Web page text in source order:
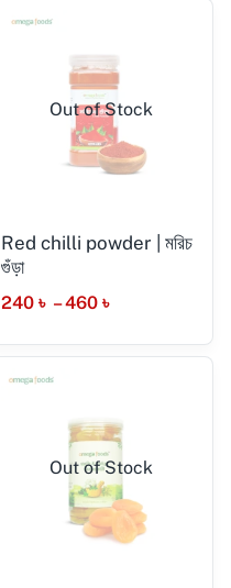
Out of Stock
Red chilli powder | মরিচ
গুঁড়া
240 ৳ – 460 ৳
Out of Stock